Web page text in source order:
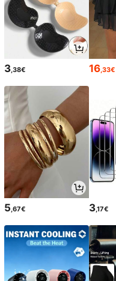
3 ,38€ 16,33€
5,67€ 3,17€